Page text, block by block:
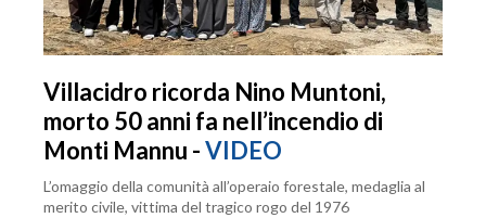
Villacidro ricorda Nino Muntoni,
morto 50 anni fa nell’incendio di
Monti Mannu -VIDEO
L’omaggio della comunità all’operaio forestale, medaglia al
merito civile, vittima del tragico rogo del 1976